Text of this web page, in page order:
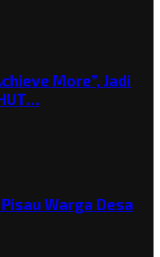
More”, Jadi
Warga Desa